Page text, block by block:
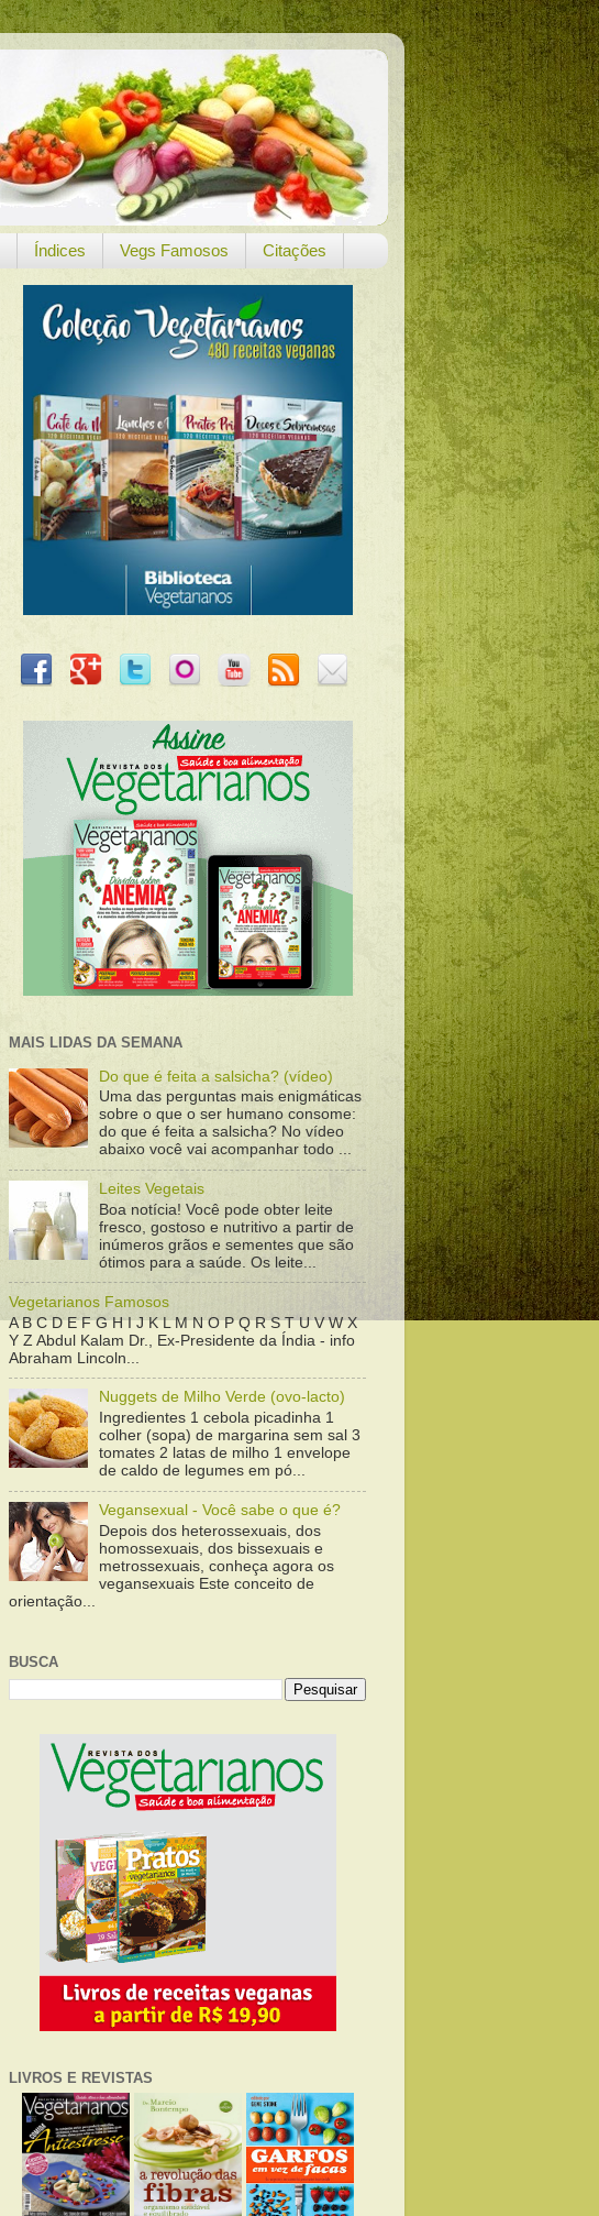
Índices Vegs Famosos Citações
MAIS LIDAS DA SEMANA
Do que é feita a salsicha? (vídeo)
Uma das perguntas mais enigmáticas
sobre o que o ser humano consome:
do que é feita a salsicha? No vídeo
abaixo você vai acompanhar todo ...
Leites Vegetais
Boa notícia! Você pode obter leite
fresco, gostoso e nutritivo a partir de
inúmeros grãos e sementes que são
ótimos para a saúde. Os leite...
Vegetarianos Famosos
A B C D E F G H I J K L M N O P Q R S T U V W X
Y Z Abdul Kalam Dr., Ex-Presidente da Índia - info
Abraham Lincoln...
Nuggets de Milho Verde (ovo-lacto)
Ingredientes 1 cebola picadinha 1
colher (sopa) de margarina sem sal 3
tomates 2 latas de milho 1 envelope
de caldo de legumes em pó...
Vegansexual - Você sabe o que é?
Depois dos heterossexuais, dos
homossexuais, dos bissexuais e
metrossexuais, conheça agora os
vegansexuais Este conceito de
orientação...
BUSCA
LIVROS E REVISTAS